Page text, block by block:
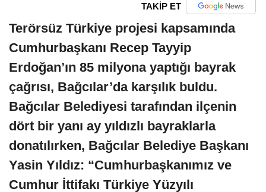
TAKİP ET
Terörsüz Türkiye projesi kapsamında
Cumhurbaşkanı Recep Tayyip
Erdoğan’ın 85 milyona yaptığı bayrak
çağrısı, Bağcılar’da karşılık buldu.
Bağcılar Belediyesi tarafından ilçenin
dört bir yanı ay yıldızlı bayraklarla
donatılırken, Bağcılar Belediye Başkanı
Yasin Yıldız: “Cumhurbaşkanımız ve
Cumhur İttifakı Türkiye Yüzyılı